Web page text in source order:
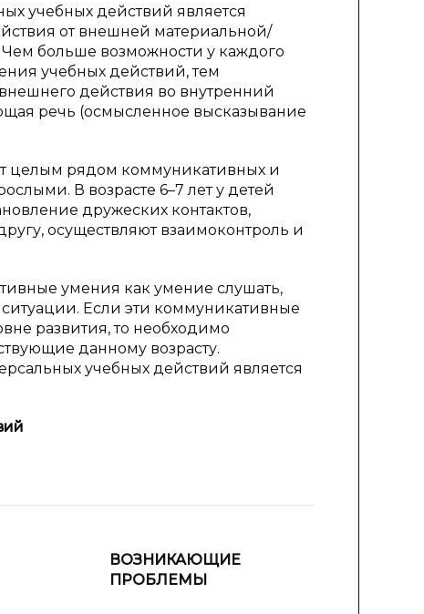
учебных действий является
от внешней материальной/
больше возможности у каждого
учебных действий, тем
действия во внутренний
речь (осмысленное высказывание
целым рядом коммуникативных и
В возрасте 6–7 лет у детей
дружеских контактов,
осуществляют взаимоконтроль и
умения как умение слушать,
Если эти коммуникативные
развития, то необходимо
данному возрасту.
учебных действий является
ВОЗНИКАЮЩИЕ
ПРОБЛЕМЫ